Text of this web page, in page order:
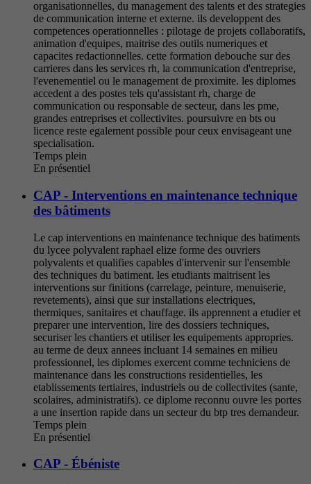
organisationnelles, du management des talents et des strategies
de communication interne et externe. ils developpent des
competences operationnelles : pilotage de projets collaboratifs,
animation d'equipes, maitrise des outils numeriques et
capacites redactionnelles. cette formation debouche sur des
carrieres dans les services rh, la communication d'entreprise,
l'evenementiel ou le management de proximite. les diplomes
accedent a des postes tels qu'assistant rh, charge de
communication ou responsable de secteur, dans les pme,
grandes entreprises et collectivites. poursuivre en bts ou
licence reste egalement possible pour ceux envisageant une
specialisation.
Temps plein
En présentiel
CAP - Interventions en maintenance technique
des bâtiments
Le cap interventions en maintenance technique des batiments
du lycee polyvalent raphael elize forme des ouvriers
polyvalents et qualifies capables d'intervenir sur l'ensemble
des techniques du batiment. les etudiants maitrisent les
interventions sur finitions (carrelage, peinture, menuiserie,
revetements), ainsi que sur installations electriques,
thermiques, sanitaires et chauffage. ils apprennent a etudier et
preparer une intervention, lire des dossiers techniques,
securiser les chantiers et utiliser les equipements appropries.
au terme de deux annees incluant 14 semaines en milieu
professionnel, les diplomes exercent comme techniciens de
maintenance dans les constructions residentielles, les
etablissements tertiaires, industriels ou de collectivites (sante,
scolaires, administratifs). ce diplome reconnu ouvre les portes
a une insertion rapide dans un secteur du btp tres demandeur.
Temps plein
En présentiel
CAP - Ébéniste